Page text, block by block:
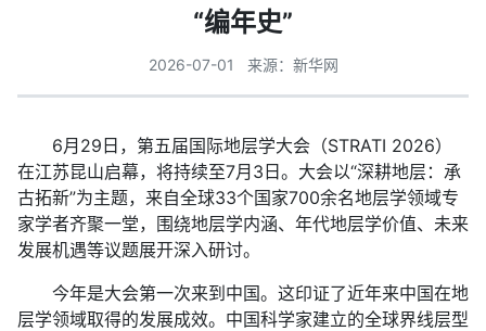
“编年史”
2026-07-01 来源：新华网
6月29日，第五届国际地层学大会（STRATI 2026）
在江苏昆山启幕，将持续至7月3日。大会以“深耕地层：承
古拓新”为主题，来自全球33个国家700余名地层学领域专
家学者齐聚一堂，围绕地层学内涵、年代地层学价值、未来
发展机遇等议题展开深入研讨。
今年是大会第一次来到中国。这印证了近年来中国在地
层学领域取得的发展成效。中国科学家建立的全球界线层型